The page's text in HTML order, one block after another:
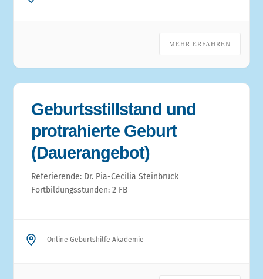
MEHR ERFAHREN
Geburtsstillstand und
protrahierte Geburt
(Dauerangebot)
Referierende: Dr. Pia-Cecilia Steinbrück
Fortbildungsstunden: 2 FB
Online Geburtshilfe Akademie